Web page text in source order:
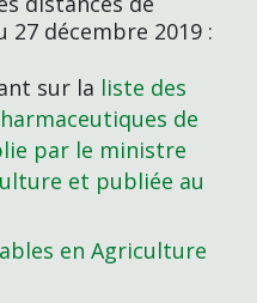
27 décembre 2019 :
sur la liste des
de
par le ministre
et publiée au
en Agriculture